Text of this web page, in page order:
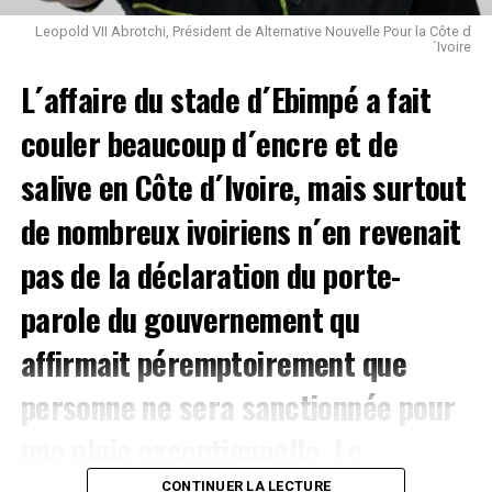
Leopold VII Abrotchi, Président de Alternative Nouvelle Pour la Côte d
´Ivoire
L´affaire du stade d´Ebimpé a fait
couler beaucoup d´encre et de
salive en Côte d´Ivoire, mais surtout
de nombreux ivoiriens n´en revenait
pas de la déclaration du porte-
parole du gouvernement qu
affirmait péremptoirement que
personne ne sera sanctionnée pour
CONTINUER LA LECTURE